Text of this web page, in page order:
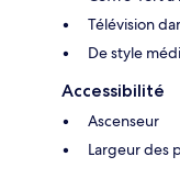
Télévision
De style
Accessibilité
Ascenseur
Largeur des